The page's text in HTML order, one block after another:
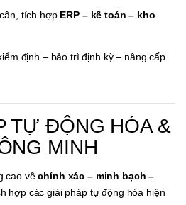
tích hợp ERP – kế toán – kho
định – bảo trì định kỳ – nâng cấp
TỰ ĐỘNG HÓA &
MINH
cao vềchính xác – minh bạch –
hợp các giải pháp tự động hóa hiện